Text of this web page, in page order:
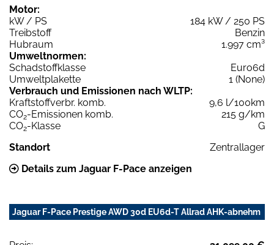
Motor:
kW / PS
184 kW / 250 PS
Treibstoff
Benzin
Hubraum
1.997 cm³
Umweltnormen:
Schadstoffklasse
Euro6d
Umweltplakette
1 (None)
Verbrauch und Emissionen nach WLTP:
Kraftstoffverbr. komb.
9,6 l/100km
CO2-Emissionen komb.
215 g/km
CO2-Klasse
G
Standort
Zentrallager
Details zum Jaguar F-Pace anzeigen
Jaguar F-Pace Prestige AWD 30d EU6d-T Allrad AHK-abnehm